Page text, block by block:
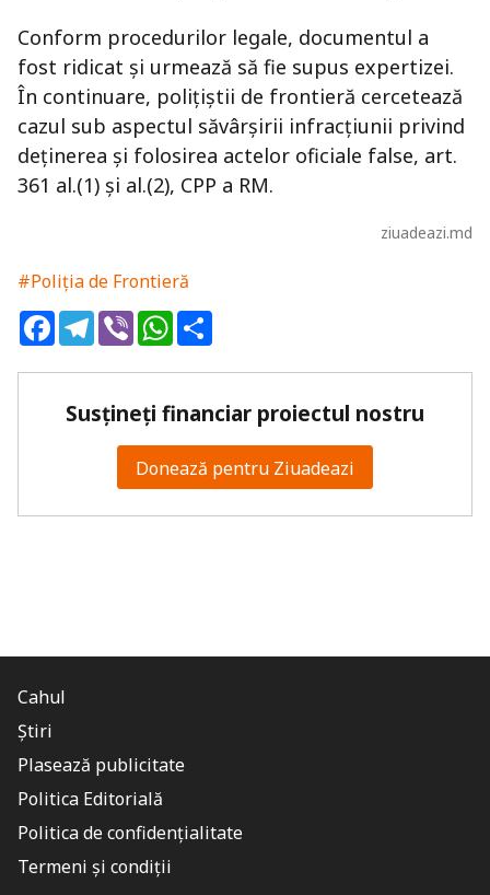
Conform procedurilor legale, documentul a
fost ridicat și urmează să fie supus expertizei.
În continuare, polițiștii de frontieră cercetează
cazul sub aspectul săvârșirii infracțiunii privind
deținerea și folosirea actelor oficiale false, art.
361 al.(1) și al.(2), CPP a RM.
ziuadeazi.md
#Poliția de Frontieră
FacebookTelegram
ViberWhatsApp
Susțineți financiar proiectul nostru
Donează pentru Ziuadeazi
Cahul
Știri
Plasează publicitate
Politica Editorială
Politica de confidențialitate
Termeni și condiții